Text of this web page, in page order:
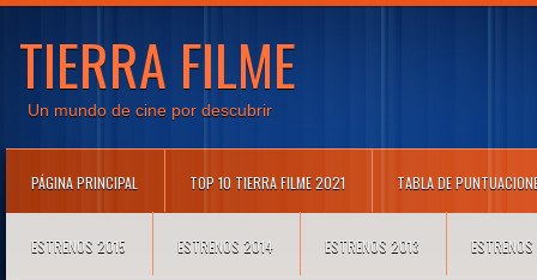
TIERRA FILME
Un mundo de cine por descubrir
PÁGINA PRINCIPAL TOP 10 TIERRA FILME 2021 TABLA DE
ESTRENOS 2015 ESTRENOS 2014 ESTRENOS 2013